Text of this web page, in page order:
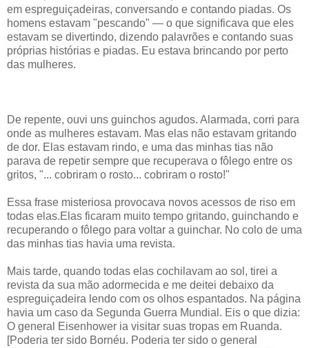
em espreguiçadeiras, conversando e contando piadas. Os
homens estavam "pescando" — o que significava que eles
estavam se divertindo, dizendo palavrões e contando suas
próprias histórias e piadas. Eu estava brincando por perto
das mulheres.
De repente, ouvi uns guinchos agudos. Alarmada, corri para
onde as mulheres estavam. Mas elas não estavam gritando
de dor. Elas estavam rindo, e uma das minhas tias não
parava de repetir sempre que recuperava o fôlego entre os
gritos, "... cobriram o rosto... cobriram o rosto!"
Essa frase misteriosa provocava novos acessos de riso em
todas elas.Elas ficaram muito tempo gritando, guinchando e
recuperando o fôlego para voltar a guinchar. No colo de uma
das minhas tias havia uma revista.
Mais tarde, quando todas elas cochilavam ao sol, tirei a
revista da sua mão adormecida e me deitei debaixo da
espreguiçadeira lendo com os olhos espantados. Na página
havia um caso da Segunda Guerra Mundial. Eis o que dizia:
O general Eisenhower ia visitar suas tropas em Ruanda.
[Poderia ter sido Bornéu. Poderia ter sido o general